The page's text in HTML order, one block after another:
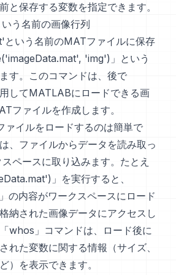
と保存する変数を指定できます。
う名前の画像行列
いう名前のMATファイルに保存
'img')」という
す。このコマンドは、後で
してMATLABにロードできる画
ファイルを作成します。
イルをロードするのは簡単で
、ファイルからデータを読み取っ
ペースに取り込みます。たとえ
」を実行すると、
の内容がワークスペースにロード
納された画像データにアクセスし
whos」コマンドは、ロード後に
れた変数に関する情報（サイズ、
）を表示できます。